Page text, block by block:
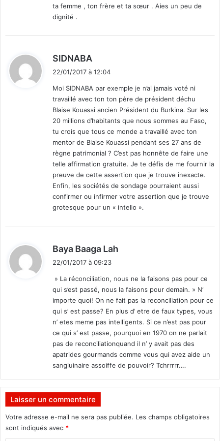
ta femme , ton frère et ta sœur . Aies un peu de
dignité .
SIDNABA
22/01/2017 à 12:04
Moi SIDNABA par exemple je n’ai jamais voté ni
travaillé avec ton ton père de président déchu
Blaise Kouassi ancien Président du Burkina. Sur les
20 millions d’habitants que nous sommes au Faso,
tu crois que tous ce monde a travaillé avec ton
mentor de Blaise Kouassi pendant ses 27 ans de
règne patrimonial ? C’est pas honnête de faire une
telle affirmation gratuite. Je te défis de me fournir la
preuve de cette assertion que je trouve inexacte.
Enfin, les sociétés de sondage pourraient aussi
confirmer ou infirmer votre assertion que je trouve
grotesque pour un « intello ».
Baya Baaga Lah
:
22/01/2017 à 09:23
» La réconciliation, nous ne la faisons pas pour ce
qui s’est passé, nous la faisons pour demain. » N’
importe quoi! On ne fait pas la reconciliation pour ce
qui s’ est passe? En plus d’ etre de faux types, vous
n’ etes meme pas intelligents. Si ce n’est pas pour
ce qui s’ est passe, pourquoi en 1970 on ne parlait
pas de reconciliationquand il n’ y avait pas des
apatrides gourmands comme vous qui avez aide un
sangiuinaire assoiffe de pouvoir? Tchrrrrr….
Laisser un commentaire
Votre adresse e-mail ne sera pas publiée. Les champs obligatoires
sont indiqués avec *